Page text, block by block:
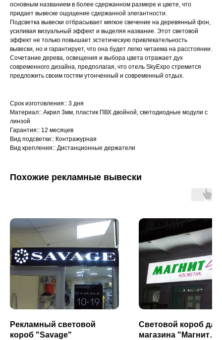
основным названием в более сдержанном размере и цвете, что
придает вывеске ощущение сдержанной элегантности.
Подсветка вывески отбрасывает мягкое свечение на деревянный фон,
усиливая визуальный эффект и выделяя название. Этот световой
эффект не только повышает эстетическую привлекательность
вывески, но и гарантирует, что она будет легко читаема на расстоянии.
Сочетание дерева, освещения и выбора цвета отражает дух
современного дизайна, предполагая, что отель SkyExpo стремится
предложить своим гостям утонченный и современный отдых.
Срок изготовления:: 3 дня
Материал:: Акрил 3мм, пластик ПВХ двойной, светодиодные модули с
линзой
Гарантия:: 12 месяцев
Вид подсветки:: Контражурная
Вид крепления:: Дистанционные держатели
Похожие рекламные вывески
Рекламный световой
короб "Savage"
Световой короб для
магазина "Магнит